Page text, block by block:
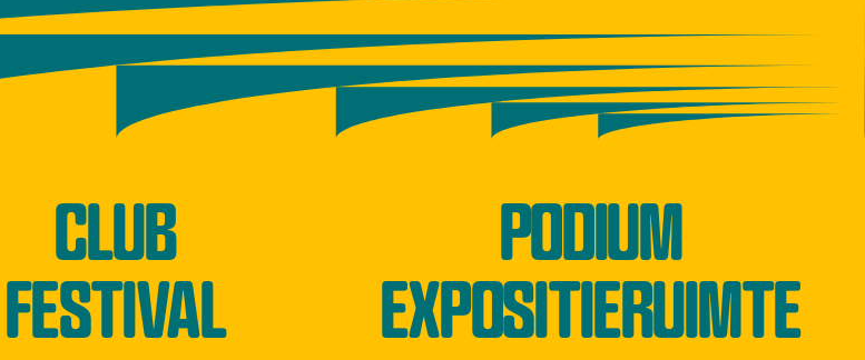
CLUB
FESTIVAL
PODIUM
EXPOSITIERUIMTE